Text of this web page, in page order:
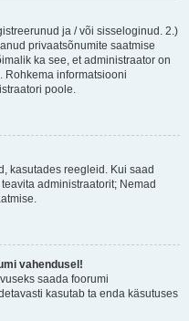
ja / või sisseloginud. 2.)
privaatsõnumite saatmise
ka see, et administraator on
Rohkema informatsiooni
poole.
kasutades reegleid. Kui saad
administraatorit; Nemad
vahendusel!
saada foorumi
kasutab ta enda käsutuses